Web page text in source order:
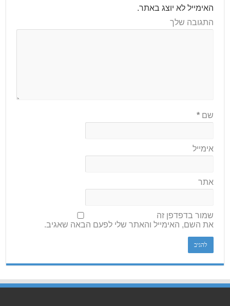
האימייל לא יוצג באתר.
התגובה שלך
שם*
אימייל
אתר
שמור בדפדפן זה
את השם, האימייל והאתר שלי לפעם הבאה שאגיב.